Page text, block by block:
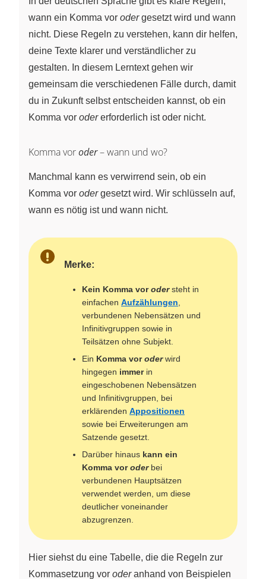
wann ein Komma vor odergesetzt wird und wann
nicht. Diese Regeln zu verstehen, kann dir helfen,
deine Texte klarer und verständlicher zu
gestalten. In diesem Lerntext gehen wir
gemeinsam die verschiedenen Fälle durch, damit
du in Zukunft selbst entscheiden kannst, ob ein
Komma vor odererforderlich ist oder nicht.
Komma voroder– wann und wo?
Manchmal kann es verwirrend sein, ob ein
Komma vor odergesetzt wird. Wir schlüsseln auf,
wann es nötig ist und wann nicht.
Merke:
Kein Komma vorodersteht in
einfachen Aufzählungen
verbundenen Nebensätzen und
Infinitivgruppen sowie in
Teilsätzen ohne Subjekt.
Ein Komma voroderwird
hingegen immerin
eingeschobenen Nebensätzen
und Infinitivgruppen, bei
erklärenden Appositionen
sowie bei Erweiterungen am
Satzende gesetzt.
Darüber hinaus kann ein
Komma voroderbei
verbundenen Hauptsätzen
verwendet werden, um diese
deutlicher voneinander
abzugrenzen.
Hier siehst du eine Tabelle, die die Regeln zur
Kommasetzung vor oderanhand von Beispielen